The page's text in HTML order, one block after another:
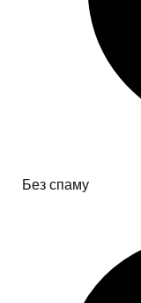
Без спаму